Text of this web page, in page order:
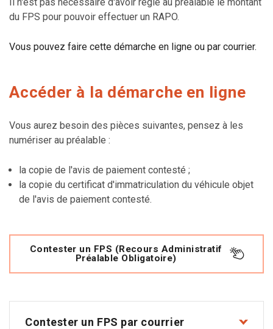
du FPS pour pouvoir effectuer un RAPO.
Vous pouvez faire cette démarche en ligne ou par courrier.
Accéder à la démarche en ligne
Vous aurez besoin des pièces suivantes, pensez à les
numériser au préalable :
la copie de l'avis de paiement contesté ;
la copie du certificat d'immatriculation du véhicule objet
de l'avis de paiement contesté.
Contester un FPS (Recours Administratif
Préalable Obligatoire)
Contester un FPS par courrier